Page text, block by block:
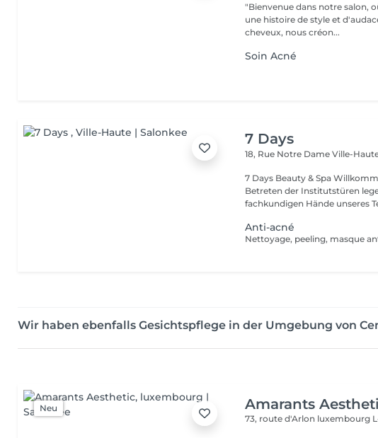
"Bienvenue dans notre salon,
une histoire de style et
cheveux, nous créon...
Soin Acné
7 Days
18, Rue Notre DameVille-
7 Days Beauty & Spa Willkommen in unserem Institut, Mit dem
Betreten der Institutstüren
fachkundigen Hände unseres
Anti-acné
Nettoyage, peeling, masque
Wir haben ebenfalls Gesichtspflege in der Umgebung von
Neu Amarants
73, route d'Arlon luxembourg